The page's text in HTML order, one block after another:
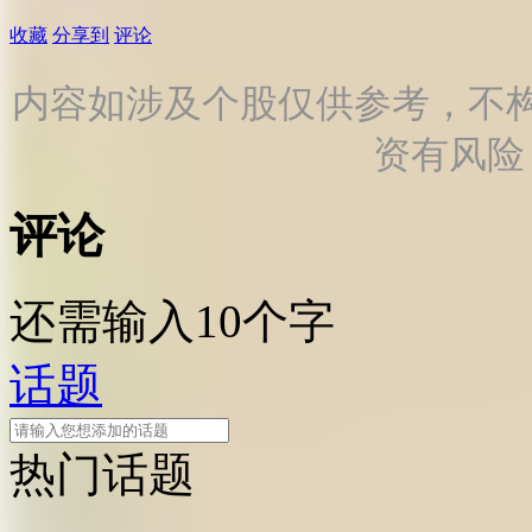
收藏 分享到 评论
内容如涉及个股仅供参考，不
资有风
评论
还需输入10个字
话题
热门话题